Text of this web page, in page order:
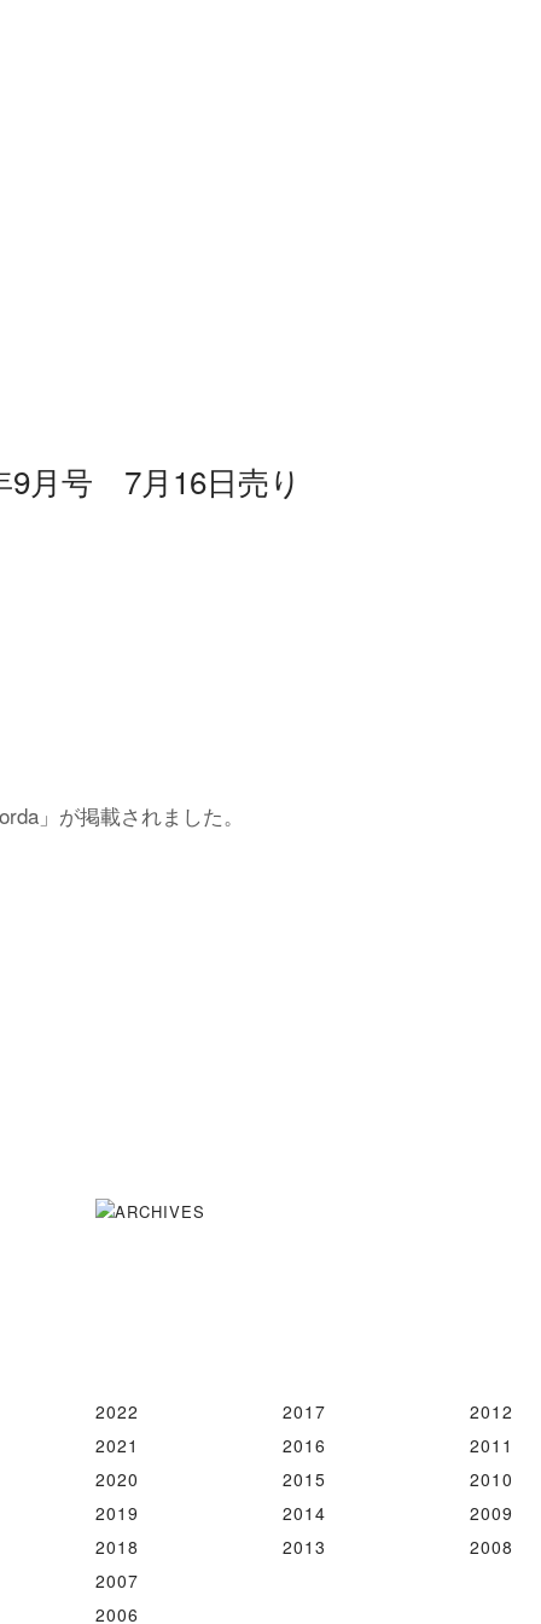
月号 7月16日売り
」が掲載されました。
2022
2021
2020
2019
2018
2017
2016
2015
2014
2013
2012
2011
2010
2009
2008
2007
2006